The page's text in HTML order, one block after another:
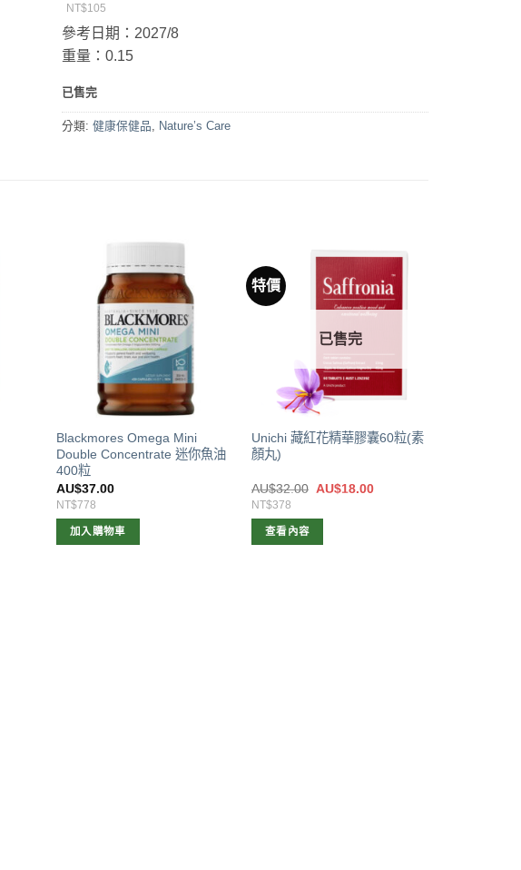
格：
NT$105
參考日期：2027/8
重量：0.15
已售完
分類: 健康保健品, Nature’s Care
Blackmores Omega Mini
Double Concentrate 迷你魚油
400粒
AU$37.00
NT$778
加入購物車
特價
已售完
Unichi 藏紅花精華膠囊60粒(素
顏丸)
AU$32.00 原
AU$18.00目
NT$378
查看內容